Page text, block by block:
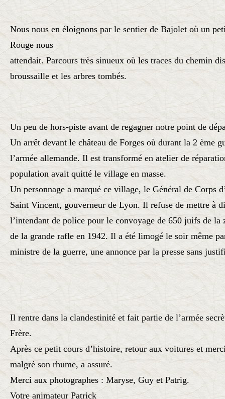
Nous nous en éloignons par le sentier de Bajolet où un
Rouge nous
attendait. Parcours très sinueux où les traces du chemin
broussaille et les arbres tombés.
Un peu de hors-piste avant de regagner notre point de
Un arrêt devant le château de Forges où durant la 2 ème
l’armée allemande. Il est transformé en atelier de
population avait quitté le village en masse.
Un personnage a marqué ce village, le Général de Corps
Saint Vincent, gouverneur de Lyon. Il refuse de mettre à
l’intendant de police pour le convoyage de 650 juifs de la
de la grande rafle en 1942. Il a été limogé le soir même
ministre de la guerre, une annonce par la presse sans
Il rentre dans la clandestinité et fait partie de l’armée
Frère.
Après ce petit cours d’histoire, retour aux voitures et
malgré son rhume, a assuré.
Merci aux photographes : Maryse, Guy et Patrig.
Votre animateur Patrick